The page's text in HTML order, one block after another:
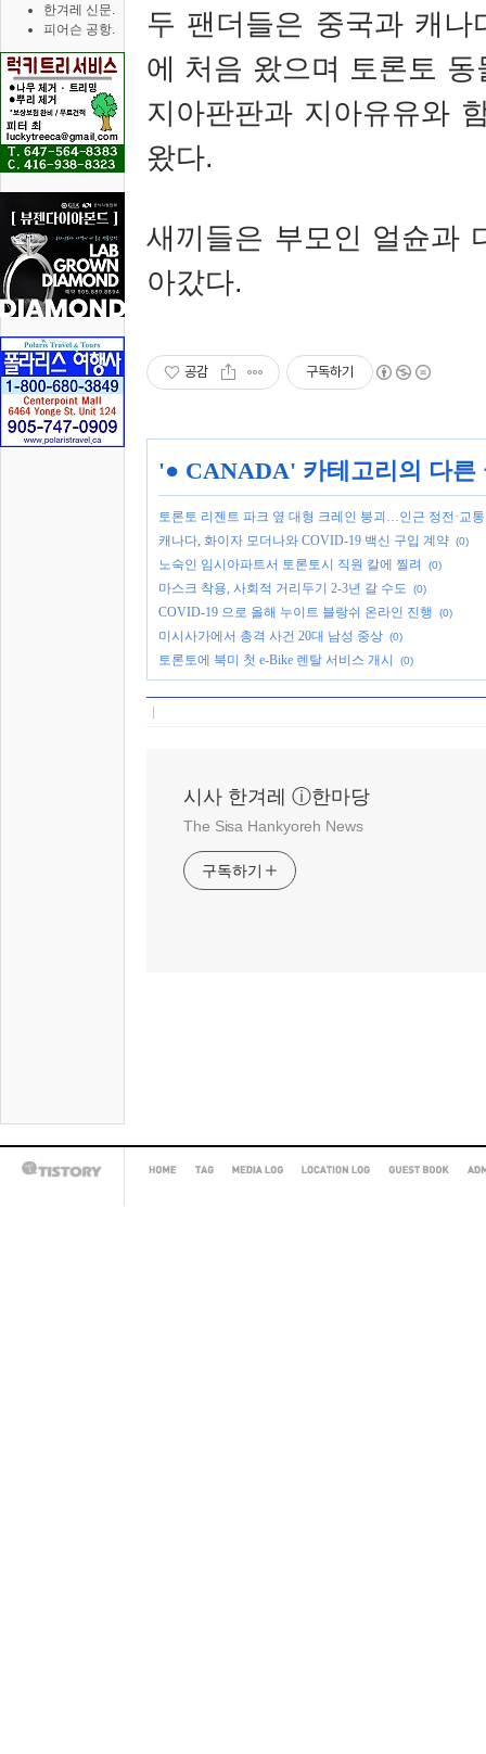
한겨레 신문.
피어슨 공항.
두 팬더들은 중국과 캐
에 처음 왔으며 토론토
지아판판과 지아유유와
왔다.
새끼들은 부모인 얼슌과
아갔다.
공감 구독하기
'● CANADA' 카테고리의 다른
토론토 리젠트 파크 옆 대형 크레인 붕괴…인근 정전·교
캐나다, 화이자 모더나와 COVID-19 백신 구입 계약 (0)
노숙인 임시아파트서 토론토시 직원 칼에 찔려 (0)
마스크 착용, 사회적 거리두기 2-3년 갈 수도 (0)
COVID-19 으로 올해 누이트 블랑쉬 온라인 진행 (0)
미시사가에서 총격 사건 20대 남성 중상 (0)
토론토에 북미 첫 e-Bike 렌탈 서비스 개시 (0)
시사 한겨레 ⓘ한마당
The Sisa Hankyoreh News
구독하기